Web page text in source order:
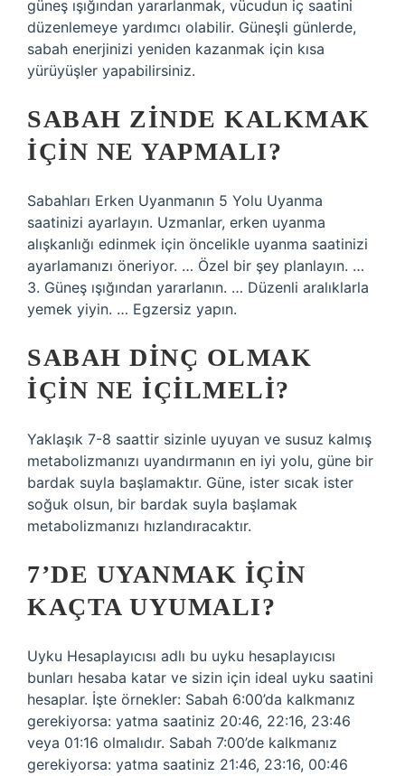
güneş ışığından yararlanmak, vücudun iç saatini
düzenlemeye yardımcı olabilir. Güneşli günlerde,
sabah enerjinizi yeniden kazanmak için kısa
yürüyüşler yapabilirsiniz.
SABAH ZINDE KALKMAK
IÇIN NE YAPMALI?
Sabahları Erken Uyanmanın 5 Yolu Uyanma
saatinizi ayarlayın. Uzmanlar, erken uyanma
alışkanlığı edinmek için öncelikle uyanma saatinizi
ayarlamanızı öneriyor. … Özel bir şey planlayın. …
3. Güneş ışığından yararlanın. … Düzenli aralıklarla
yemek yiyin. … Egzersiz yapın.
SABAH DINÇ OLMAK
IÇIN NE IÇILMELI?
Yaklaşık 7-8 saattir sizinle uyuyan ve susuz kalmış
metabolizmanızı uyandırmanın en iyi yolu, güne bir
bardak suyla başlamaktır. Güne, ister sıcak ister
soğuk olsun, bir bardak suyla başlamak
metabolizmanızı hızlandıracaktır.
7’DE UYANMAK IÇIN
KAÇTA UYUMALI?
Uyku Hesaplayıcısı adlı bu uyku hesaplayıcısı
bunları hesaba katar ve sizin için ideal uyku saatini
hesaplar. İşte örnekler: Sabah 6:00’da kalkmanız
gerekiyorsa: yatma saatiniz 20:46, 22:16, 23:46
veya 01:16 olmalıdır. Sabah 7:00’de kalkmanız
gerekiyorsa: yatma saatiniz 21:46, 23:16, 00:46